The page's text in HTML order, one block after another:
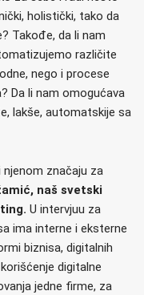
holistički, tako da
Takođe, da li nam
različite
nego i procese
Da li nam omogućava
lakše, automatskije sa
značaju za
naš svetski
U intervjuu za
ima interne i eksterne
biznisa, digitalnih
digitalne
jedne firme, za